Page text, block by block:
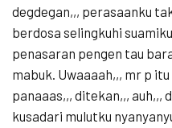
degdegan,,, perasaanku
berdosa selingkuhi
penasaran pengen tau
mabuk. Uwaaaah,,, mr p
panaaas,,, ditekan,,, auh,,,
kusadari mulutku